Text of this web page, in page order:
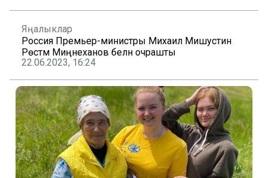
Яңалыклар
Россия Премьер-министры Михаил Мишустин
Рөстәм Миңнеханов белән очрашты
22.06.2023, 16:24